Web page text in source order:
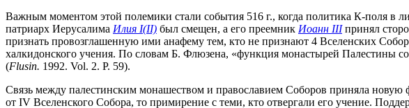
Важным моментом этой полемики стали события 516 г., когда политика К-поля в
патриарх Иерусалима Илия I(II) был смещен, а его преемник Иоанн IIIпринял
признать провозглашенную ими анафему тем, кто не признают 4 Вселенских
халкидонского учения. По словам Б. Флюзена, «функция монастырей Палестины
(Flusin. 1992. Vol. 2. P. 59).
Связь между палестинским монашеством и православием Соборов приняла
от IV Вселенского Собора, то примирение с теми, кто отвергали его учение.